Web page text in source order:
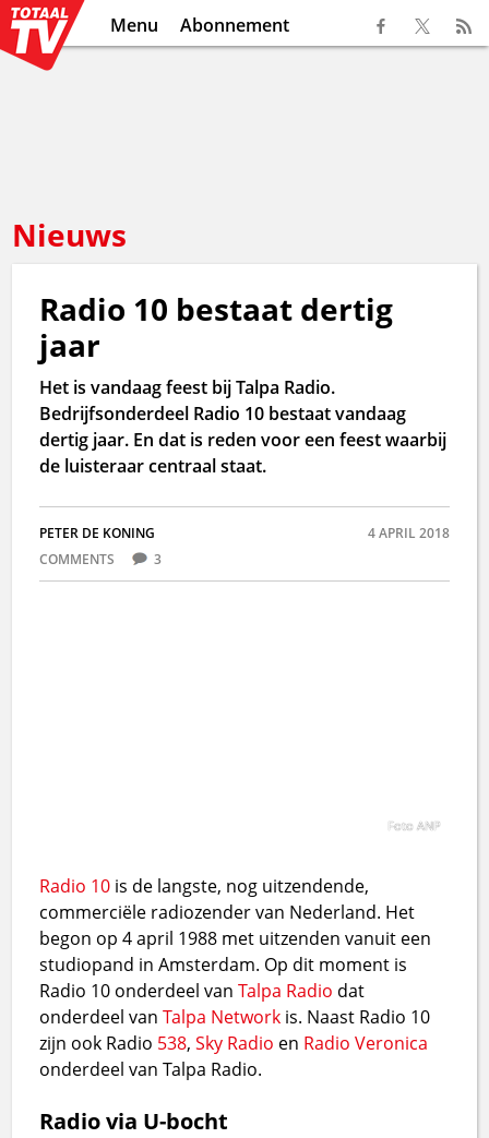
Menu Abonnement
Nieuws
Radio 10 bestaat dertig
jaar
Het is vandaag feest bij Talpa Radio.
Bedrijfsonderdeel Radio 10 bestaat vandaag
dertig jaar. En dat is reden voor een feest waarbij
de luisteraar centraal staat.
PETER DE KONING
4 APRIL 2018
COMMENTS
3
Foto ANP
Radio 10 is de langste, nog uitzendende,
commerciële radiozender van Nederland. Het
begon op 4 april 1988 met uitzenden vanuit een
studiopand in Amsterdam. Op dit moment is
Radio 10 onderdeel vanTalpa Radio dat
onderdeel vanTalpa Network is. Naast Radio 10
zijn ook Radio 538,Sky Radio en RadioVeronica
onderdeel van Talpa Radio.
Radio via U-bocht